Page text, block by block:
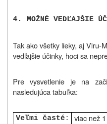
4. MOŽNÉ VEDĽAJŠIE
Tak ako všetky lieky, aj Viru-
vedľajšie účinky, hoci sa
Pre vysvetlenie je na
nasledujúca tabuľka:
Veľmi časté:
viac než